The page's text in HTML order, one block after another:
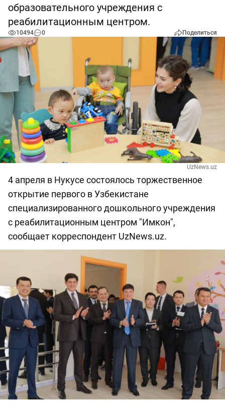
образовательного учреждения с
реабилитационным центром.
10494 0 Поделиться
UzNews.uz
4 апреля в Нукусе состоялось торжественное
открытие первого в Узбекистане
специализированного дошкольного учреждения
с реабилитационным центром "Имкон",
сообщает корреспондент UzNews.uz.